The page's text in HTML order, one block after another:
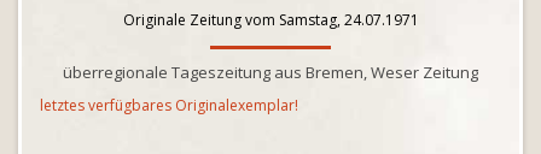
Originale Zeitung vom Samstag, 24.07.1971
überregionale Tageszeitung aus Bremen, Weser Zeitung
letztes verfügbares Originalexemplar!